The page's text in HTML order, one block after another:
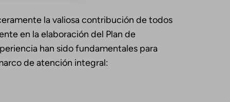
la valiosa contribución de todos
en la elaboración del Plan de
han sido fundamentales para
de atención integral: